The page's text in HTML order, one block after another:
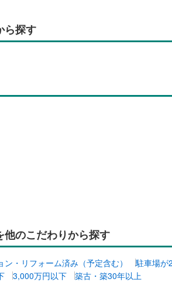
ら探す
のこだわりから探す
ン・リフォーム済み（予定含む） 駐車場が
3,000万円以下 築古・築30年以上